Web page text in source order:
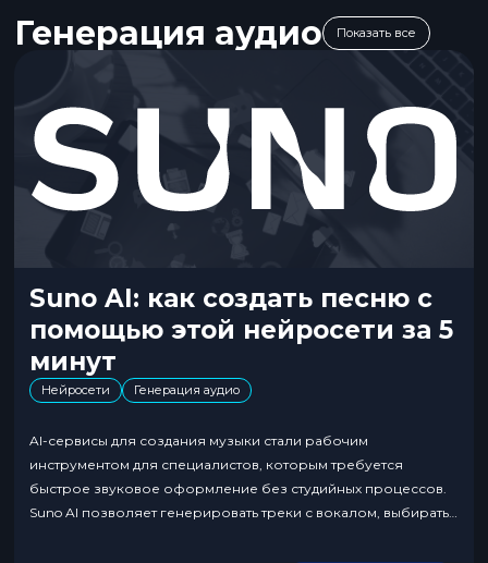
Генерация аудио Показать все
Suno AI: как создать песню с
помощью этой нейросети за 5
минут
Нейросети Генерация аудио
AI-сервисы для создания музыки стали рабочим
инструментом для специалистов, которым требуется
быстрое звуковое оформление без студийных процессов.
Suno AI позволяет генерировать треки с вокалом, выбирать